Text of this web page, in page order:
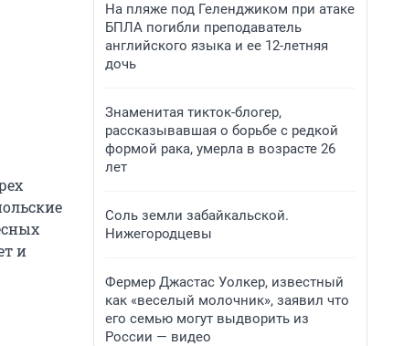
и
На пляже под Геленджиком при атаке
БПЛА погибли преподаватель
английского языка и ее 12-летняя
дочь
Знаменитая тикток-блогер,
рассказывавшая о борьбе с редкой
формой рака, умерла в возрасте 26
лет
Соль земли забайкальской.
Нижегородцевы
Фермер Джастас Уолкер, известный
как «веселый молочник», заявил что
его семью могут выдворить из
России — видео